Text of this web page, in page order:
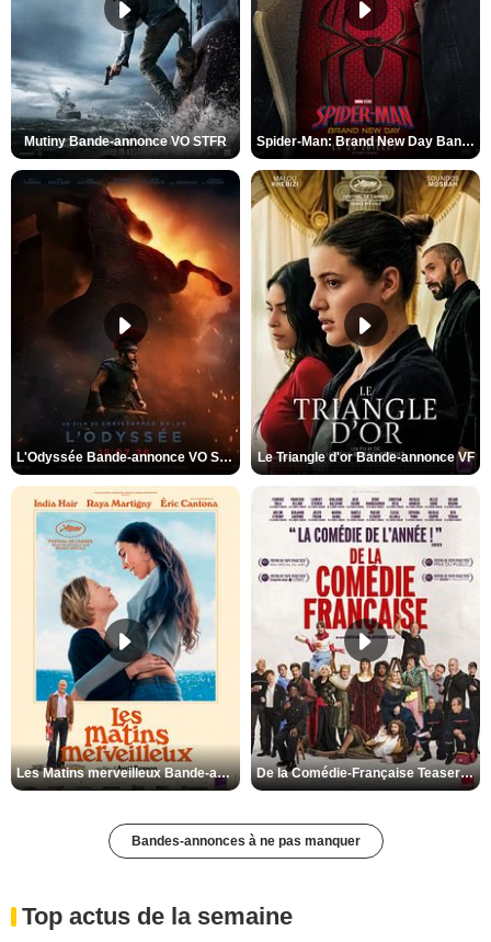
Mutiny Bande-annonce VO STFR Spider-Man: Brand New Day Bande-annonce VO STFR
L'Odyssée Bande-annonce VO STFR Le Triangle d'or Bande-annonce VF
Les Matins merveilleux Bande-annonce VF De la Comédie-Française Teaser VF
Bandes-annonces à ne pas manquer
Top actus de la semaine